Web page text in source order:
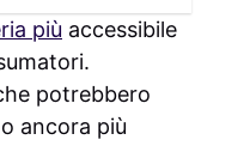
più accessibile
potrebbero
ancora più